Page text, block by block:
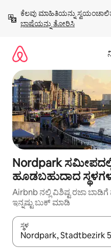
ಹೋಗಿ
ಕೆಲವು ಮಾಹಿತಿಯನ್ನು
ಭಾಷೆಯನ್ನು ತೋರಿಸಿ
Nordpark ಸಮೀಪದಲ್ಲಿ
ಹೂಡಬಹುದಾದ
Airbnb ನಲ್ಲಿ ವಿಶಿಷ್ಟ ರಜಾ ಬಾಡಿಗೆ
ಇನ್ನಷ್ಟು ಬುಕ್ ಮಾಡಿ
ಸ್ಥಳ
ಫಲಿತಾಂಶಗಳು ಲಭ್ಯವಿರುವಾಗ,